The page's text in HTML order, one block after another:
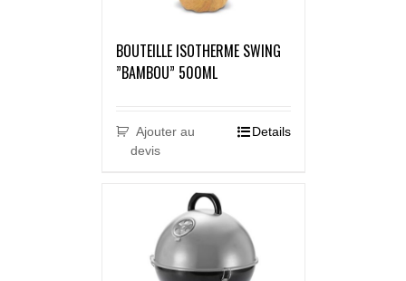
BOUTEILLE ISOTHERME SWING
”BAMBOU” 500ML
Ajouter au
devis
Details